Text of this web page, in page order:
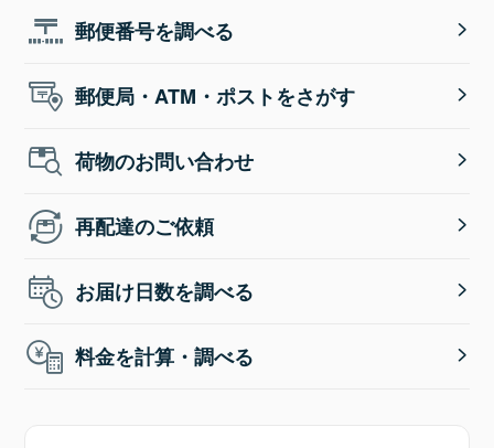
郵便番号を調べる
郵便局・ATM・ポストをさがす
荷物のお問い合わせ
再配達のご依頼
お届け日数を調べる
料金を計算・調べる